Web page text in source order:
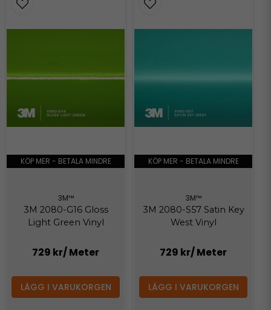
KÖP MER - BETALA MINDRE
3M™
3M 2080-G16 Gloss
Light Green Vinyl
729 kr/ Meter
LÄGG I VARUKORGEN
KÖP MER - BETALA MINDRE
3M™
3M 2080-S57 Satin Key
West Vinyl
729 kr/ Meter
LÄGG I VARUKORGEN